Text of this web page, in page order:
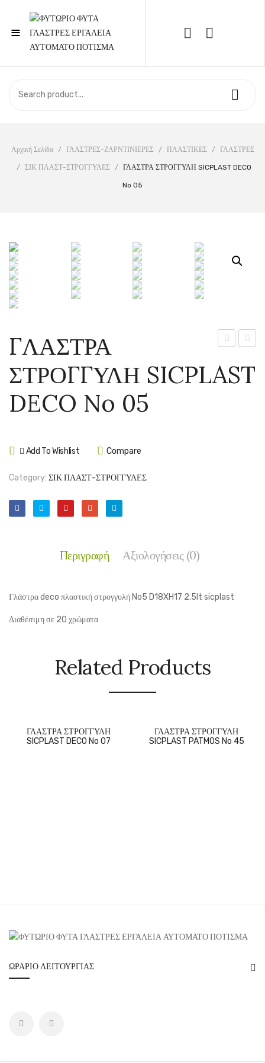
≡
Call Support: 210 6857844
ΣΧΕΤΙΚΆ ΜΕ ΕΜΆΣ
ΕΠΙΚΟΙΝΩΝΊΑ
Αρχική Σελίδα / ΓΛΑΣΤΡΕΣ-ΖΑΡΝΤΙΝΙΕΡΕΣ / ΠΛΑΣΤΙΚΕΣ / ΓΛΑΣΤΡΕΣ
/ ΣΙΚ ΠΛΑΣΤ-ΣΤΡΟΓΓΥΛΕΣ / ΓΛΑΣΤΡΑ ΣΤΡΟΓΓΥΛΗ SICPLAST DECO
No 05
SICPLAST
ΓΛΑΣΤΡΑ
ΣΤΡΟΓΓΥΛΗ SICPLAST
DECO No 05
Add To Wishlist Compare
Category: ΣΙΚ ΠΛΑΣΤ-ΣΤΡΟΓΓΥΛΕΣ
Περιγραφή Αξιολογήσεις (0)
Γλάστρα deco πλαστική στρογγυλή No5 D18XH17 2.5lt sicplast
Διαθέσιμη σε 20 χρώματα
Related Products
ΓΛΑΣΤΡΑ ΣΤΡΟΓΓΥΛΗ
SICPLAST DECO No 07
ΓΛΑΣΤΡΑ ΣΤΡΟΓΓΥΛΗ
SICPLAST PATMOS No 45
ΩΡΆΡΙΟ ΛΕΙΤΟΥΡΓΊΑΣ